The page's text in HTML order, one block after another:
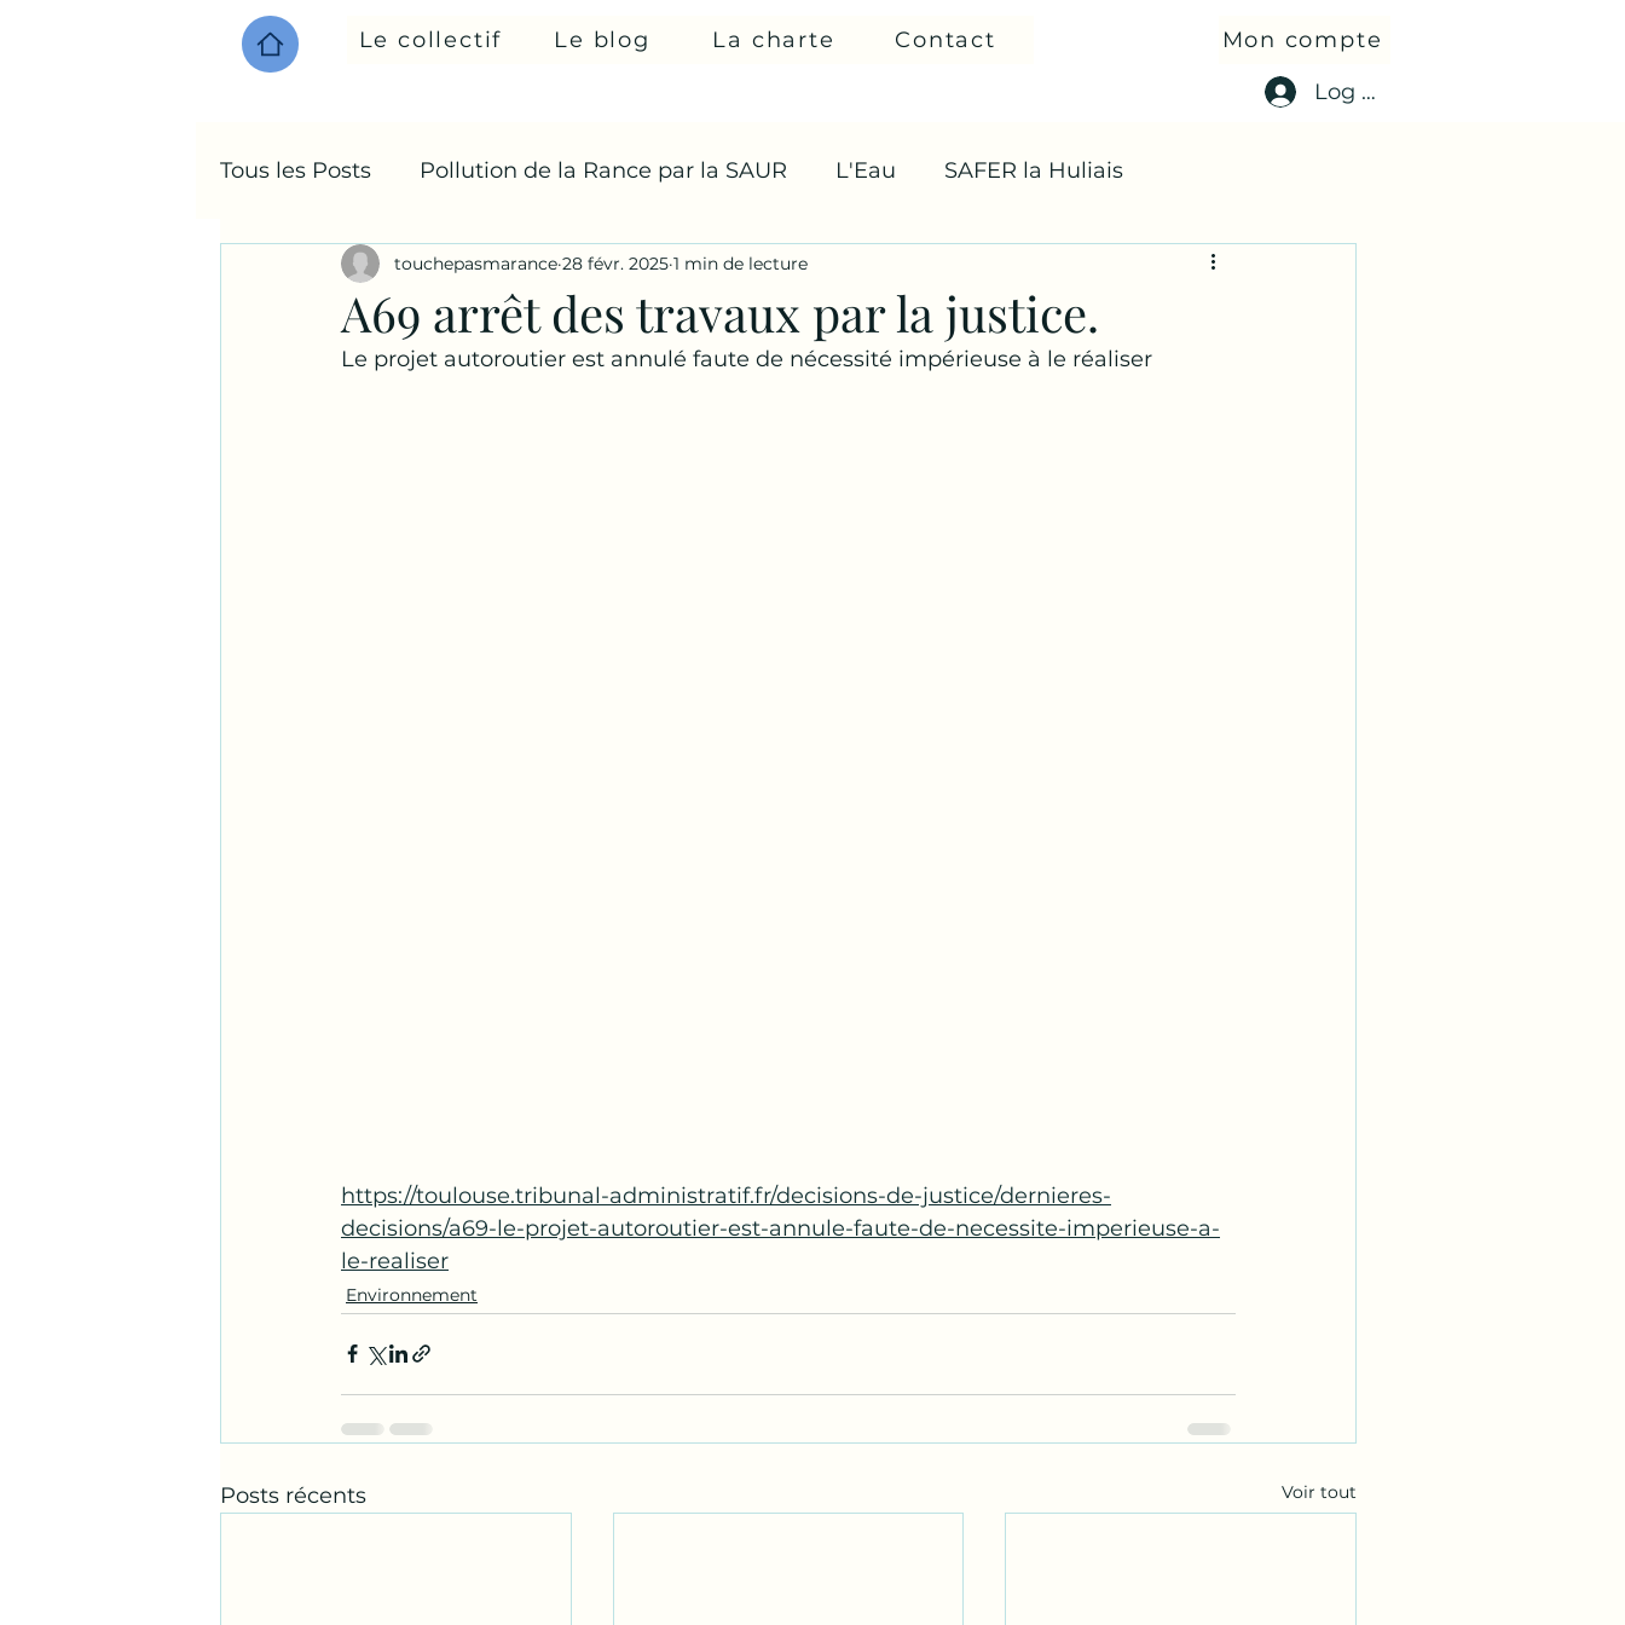
Le collectif Le blog La charte Contact
Mon compte
Log In
Tous les Posts Pollution de la Rance par la SAUR L'Eau SAFER la Huliais
Environnement
A69 arrêt des travaux par la justice.
touchepasmarance 28 févr. 2025 1 min de lecture
Le projet autoroutier est annulé faute de nécessité impérieuse à le réaliser
https://toulouse.tribunal-administratif.fr/decisions-de-justice/dernieres-
decisions/a69-le-projet-autoroutier-est-annule-faute-de-necessite-imperieuse-a-
le-realiser
Environnement
Posts récents Voir tout